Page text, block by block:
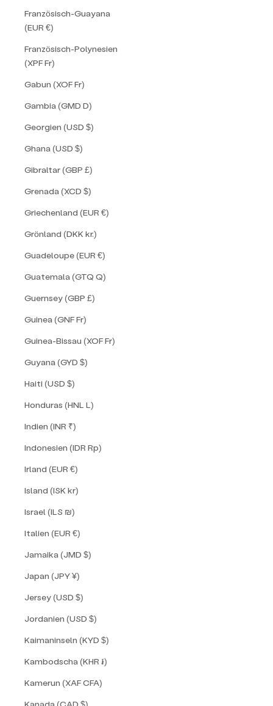
Französisch-Guayana
(EUR €)
Französisch-Polynesien
(XPF Fr)
Gabun (XOF Fr)
Gambia (GMD D)
Georgien (USD $)
Ghana (USD $)
Gibraltar (GBP £)
Grenada (XCD $)
Griechenland (EUR €)
Grönland (DKK kr.)
Guadeloupe (EUR €)
Guatemala (GTQ Q)
Guernsey (GBP £)
Guinea (GNF Fr)
Guinea-Bissau (XOF Fr)
Guyana (GYD $)
Haiti (USD $)
Honduras (HNL L)
Indien (INR ₹)
Indonesien (IDR Rp)
Irland (EUR €)
Island (ISK kr)
Israel (ILS ₪)
Italien (EUR €)
Jamaika (JMD $)
Japan (JPY ¥)
Jersey (USD $)
Jordanien (USD $)
Kaimaninseln (KYD $)
Kambodscha (KHR ៛)
Kamerun (XAF CFA)